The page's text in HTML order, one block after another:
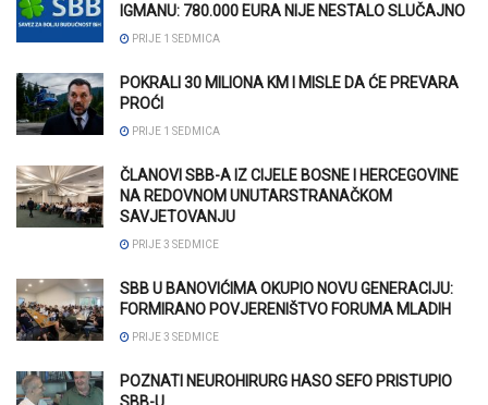
IGMANU: 780.000 EURA NIJE NESTALO SLUČAJNO
PRIJE 1 SEDMICA
POKRALI 30 MILIONA KM I MISLE DA ĆE PREVARA
PROĆI
PRIJE 1 SEDMICA
ČLANOVI SBB-A IZ CIJELE BOSNE I HERCEGOVINE
NA REDOVNOM UNUTARSTRANAČKOM
SAVJETOVANJU
PRIJE 3 SEDMICE
SBB U BANOVIĆIMA OKUPIO NOVU GENERACIJU:
FORMIRANO POVJERENIŠTVO FORUMA MLADIH
PRIJE 3 SEDMICE
POZNATI NEUROHIRURG HASO SEFO PRISTUPIO
SBB-U